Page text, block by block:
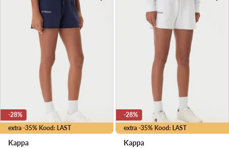
extra -35% Kood: LAST
-28%
Kappa
extra -35% Kood: LAST
-28%
Kappa